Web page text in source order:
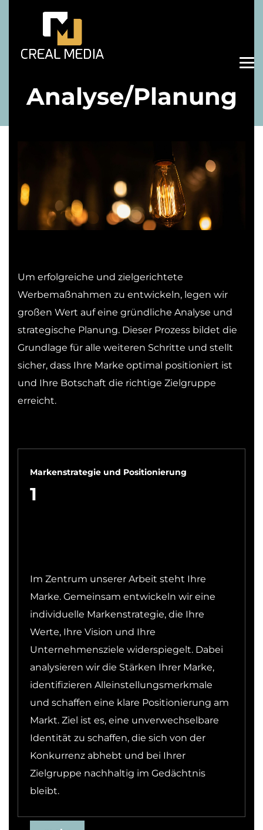
Analyse/Planung
Um erfolgreiche und zielgerichtete
Werbemaßnahmen zu entwickeln, legen wir
großen Wert auf eine gründliche Analyse und
strategische Planung. Dieser Prozess bildet die
Grundlage für alle weiteren Schritte und stellt
sicher, dass Ihre Marke optimal positioniert ist
und Ihre Botschaft die richtige Zielgruppe
erreicht.
Markenstrategie und Positionierung
1
Im Zentrum unserer Arbeit steht Ihre
Marke. Gemeinsam entwickeln wir eine
individuelle Markenstrategie, die Ihre
Werte, Ihre Vision und Ihre
Unternehmensziele widerspiegelt. Dabei
analysieren wir die Stärken Ihrer Marke,
identifizieren Alleinstellungsmerkmale
und schaffen eine klare Positionierung am
Markt. Ziel ist es, eine unverwechselbare
Identität zu schaffen, die sich von der
Konkurrenz abhebt und bei Ihrer
Zielgruppe nachhaltig im Gedächtnis
bleibt.